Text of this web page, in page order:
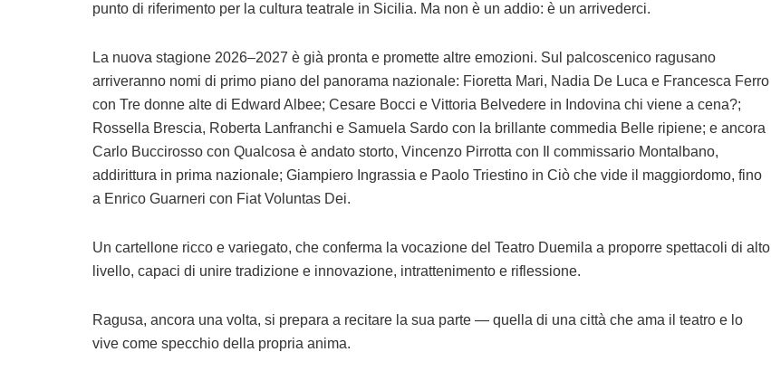
punto di riferimento per la cultura teatrale in Sicilia. Ma non è un addio: è un arrivederci.
La nuova stagione 2026–2027 è già pronta e promette altre emozioni. Sul palcoscenico ragusano
arriveranno nomi di primo piano del panorama nazionale: Fioretta Mari, Nadia De Luca e Francesca Ferro
con Tre donne alte di Edward Albee; Cesare Bocci e Vittoria Belvedere in Indovina chi viene a cena?;
Rossella Brescia, Roberta Lanfranchi e Samuela Sardo con la brillante commedia Belle ripiene; e ancora
Carlo Buccirosso con Qualcosa è andato storto, Vincenzo Pirrotta con Il commissario Montalbano,
addirittura in prima nazionale; Giampiero Ingrassia e Paolo Triestino in Ciò che vide il maggiordomo, fino
a Enrico Guarneri con Fiat Voluntas Dei.
Un cartellone ricco e variegato, che conferma la vocazione del Teatro Duemila a proporre spettacoli di alto
livello, capaci di unire tradizione e innovazione, intrattenimento e riflessione.
Ragusa, ancora una volta, si prepara a recitare la sua parte — quella di una città che ama il teatro e lo
vive come specchio della propria anima.